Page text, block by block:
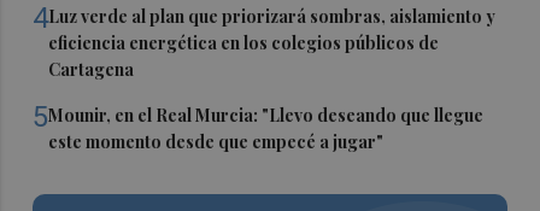
4Luz verde al plan que priorizará sombras, aislamiento y
eficiencia energética en los colegios públicos de
Cartagena
5Mounir, en el Real Murcia: "Llevo deseando que llegue
este momento desde que empecé a jugar"